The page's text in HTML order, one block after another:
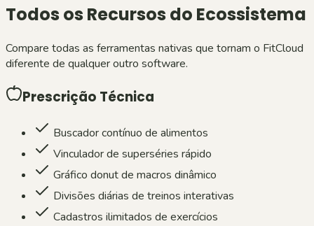
Todos os Recursos do Ecossistema
Compare todas as ferramentas nativas que tornam o FitCloud
diferente de qualquer outro software.
Prescrição Técnica
Buscador contínuo de alimentos
Vinculador de superséries rápido
Gráfico donut de macros dinâmico
Divisões diárias de treinos interativas
Cadastros ilimitados de exercícios